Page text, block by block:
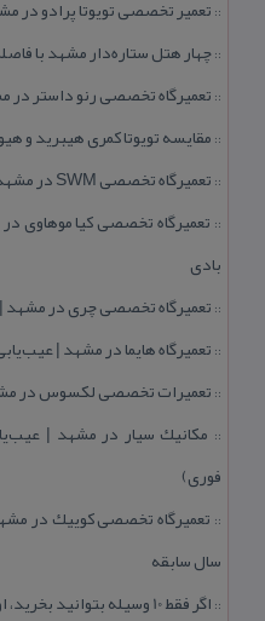
:: تعمیر تخصصی تویوتا پرادو در
::چهار هتل‌ ستاره‌دار مشهد با فاصله زیر 5
:: تعمیرگاه تخصصی رنو داستر در مشهد | ۱۰ سال تجربه و
:: مقایسه تویوتا كمری هیبرید و
:: تعمیرگاه تخصصی SWM در مشهد | تعمیر موتور، گیربكس و عیب‌یابی برق
:: تعمیرگاه تخصصی كیا موهاوی
بادی
:: تعمیرگاه تخصصی چری در مشهد | ۱۰ سال تجربه و امداد خودرو
::تعمیرگاه هایما در مشهد |
:: تعمیرات تخصصی لكسوس در
:: مكانیك سیار در مشهد |
فوری)
::
سال سابقه
:: اگر فقط 10 وسیله بتوانید بخرید، اولویت با كدام تجهیزات است؟